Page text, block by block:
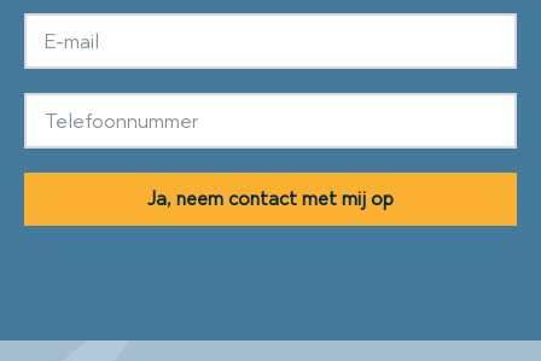
Ja, neem contact met mij op